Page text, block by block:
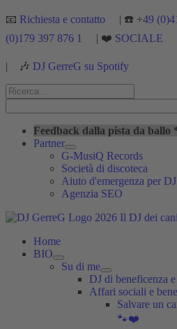
Vai
contenuto
📧 Richiesta e contatto | ☎️ +49
(0)179 397 876 1
| ❤️ SOCIALE
| 🎶 DJ GerreG su Spotify
Cerca:
Feedback dalla pista da
Partner
G-MusiQ Records
Società di discoteca
Aiuto d'emergenza per
Agenzia SEO
Home
BIO
Su di me
DJ di beneficenza
Affari sociali e
Salvare un
🐾❤️